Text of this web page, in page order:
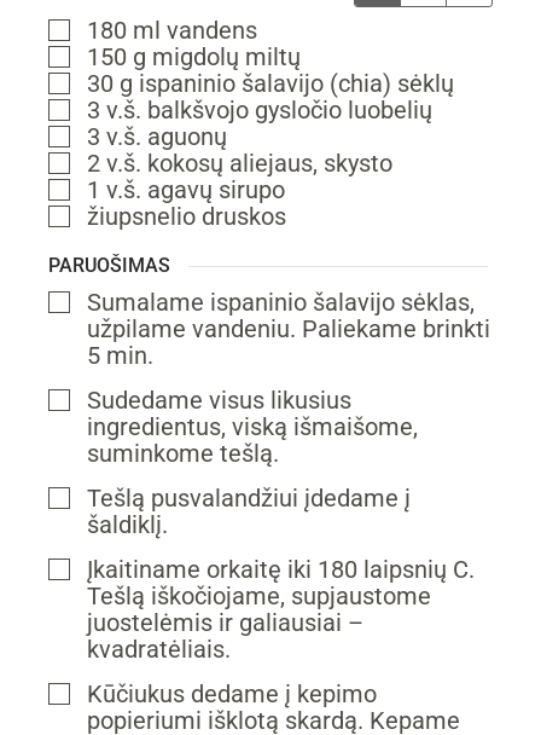
▢
180 ml vandens
▢
150 g migdolų miltų
▢
30 g ispaninio šalavijo (chia) sėklų
▢
3 v.š. balkšvojo gysločio luobelių
▢
3 v.š. aguonų
▢
2 v.š. kokosų aliejaus, skysto
▢
1 v.š. agavų sirupo
▢
žiupsnelio druskos
PARUOŠIMAS
▢
Sumalame ispaninio šalavijo sėklas,
užpilame vandeniu. Paliekame brinkti
5 min.
▢
Sudedame visus likusius
ingredientus, viską išmaišome,
suminkome tešlą.
▢
Tešlą pusvalandžiui įdedame į
šaldiklį.
▢
Įkaitiname orkaitę iki 180 laipsnių C.
Tešlą iškočiojame, supjaustome
juostelėmis ir galiausiai –
kvadratėliais.
▢
Kūčiukus dedame į kepimo
popieriumi išklotą skardą. Kepame